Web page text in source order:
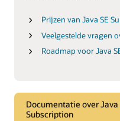
Prijzen van Java SE
Veelgestelde vragen
Roadmap voor Java
Documentatie over Java
Subscription